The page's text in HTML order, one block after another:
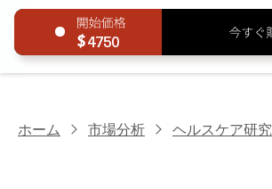
4750
ホーム 市場分析 ヘルスケア研究